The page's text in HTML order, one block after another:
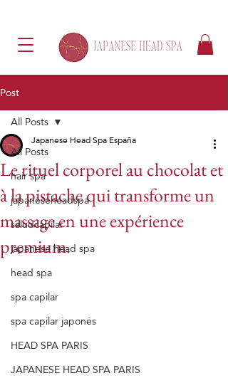
Post
All Posts
hair spa
japaneseheadspa
saludcapilar
japanese head spa
head spa
spa capilar
spa capilar japonés
HEAD SPA PARIS
JAPANESE HEAD SPA PARIS
All Posts
Le rituel corporel au chocolat et
à la pistache qui transforme un
massage en une expérience
premium.
Japanese Head Spa España